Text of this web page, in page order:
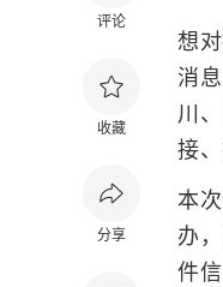
评论
收藏
分享
想
消
川
接
本
办
件